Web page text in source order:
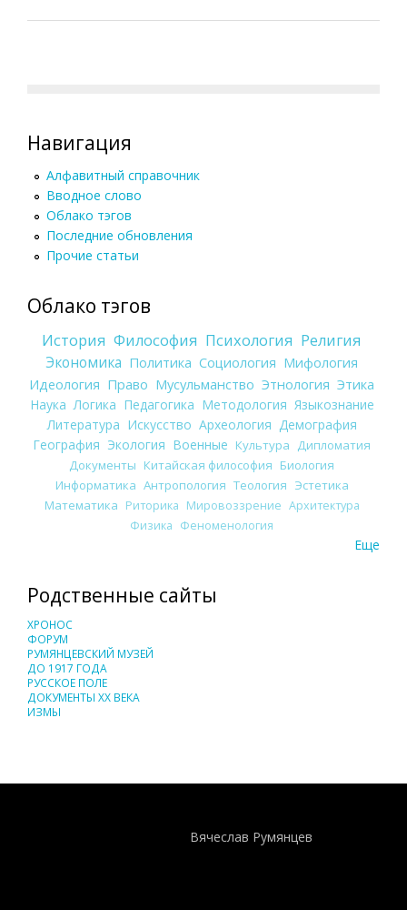
Навигация
Алфавитный справочник
Вводное слово
Облако тэгов
Последние обновления
Прочие статьи
Облако тэгов
История Философия Психология Религия
Экономика Политика Социология Мифология
Идеология Право Мусульманство Этнология Этика
Наука Логика Педагогика Методология Языкознание
Литература Искусство Археология Демография
География Экология Военные Культура
Дипломатия
Документы Китайская философия Биология
Информатика Антропология Теология Эстетика
Математика Риторика Мировоззрение Архитектура
Физика Феноменология
Еще
Родственные сайты
ХРОНОС
ФОРУМ
РУМЯНЦЕВСКИЙ МУЗЕЙ
ДО 1917 ГОДА
РУССКОЕ ПОЛЕ
ДОКУМЕНТЫ XX ВЕКА
ИЗМЫ
Вячеслав Румянцев